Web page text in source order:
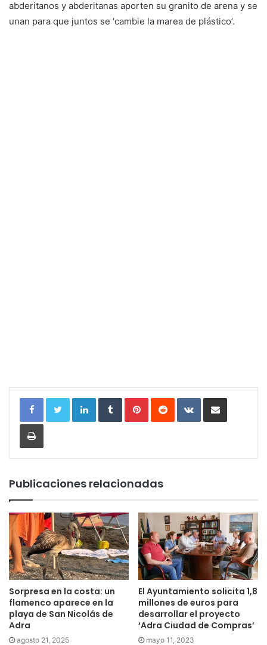
abderitanos y abderitanas aporten su granito de arena y se
unan para que juntos se ‘cambie la marea de plástico’.
LinkedInTumblrPinterestReddit VKontakteCompartir por correo
Imprimir
Publicaciones relacionadas
Sorpresa en la costa: un
flamenco aparece en la
playa de San Nicolás de
Adra
agosto 21, 2025
El Ayuntamiento solicita 1,8
millones de euros para
desarrollar el proyecto
‘Adra Ciudad de Compras’
mayo 11, 2023